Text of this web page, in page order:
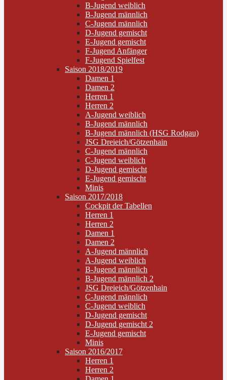
B-Jugend weiblich
B-Jugend männlich
C-Jugend männlich
D-Jugend gemischt
E-Jugend gemischt
F-Jugend Anfänger
F-Jugend Spielfest
Saison 2018/2019
Damen 1
Damen 2
Herren 1
Herren 2
A-Jugend weiblich
B-Jugend männlich
B-Jugend männlich (HSG Rodgau)
JSG Dreieich/Götzenhain
C-Jugend männlich
C-Jugend weiblich
D-Jugend gemischt
E-Jugend gemischt
Minis
Saison 2017/2018
Cockpit der Tabellen
Herren 1
Herren 2
Damen 1
Damen 2
A-Jugend männlich
A-Jugend weiblich
B-Jugend männlich
B-Jugend männlich 2
JSG Dreieich/Götzenhain
C-Jugend männlich
C-Jugend weiblich
D-Jugend gemischt
D-Jugend gemischt 2
E-Jugend gemischt
Minis
Saison 2016/2017
Herren 1
Herren 2